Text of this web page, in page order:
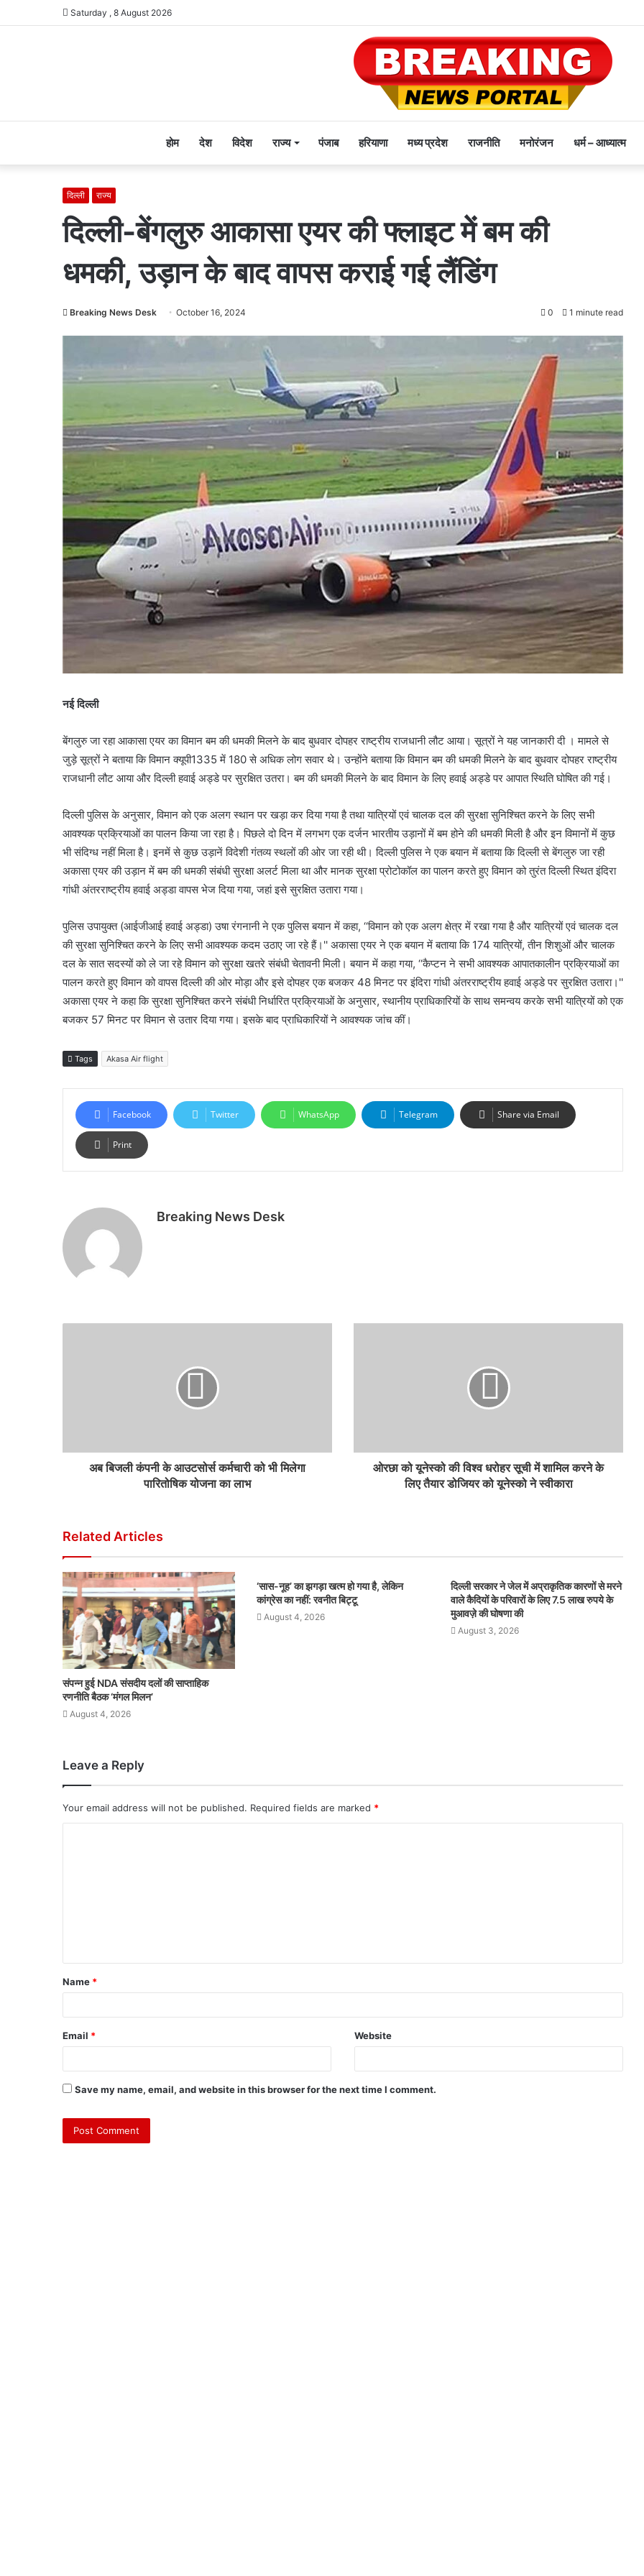
Saturday , 8 August 2026
होम देश विदेश राज्य पंजाब हरियाणा मध्य प्रदेश राजनीति मनोरंजन धर्म – आध्यात्म
दिल्ली राज्य
दिल्ली-बेंगलुरु आकासा एयर की फ्लाइट में बम की
धमकी, उड़ान के बाद वापस कराई गई लैंडिंग
Breaking News Desk October 16, 2024 0 1 minute read
नई दिल्ली
बेंगलुरु जा रहा आकासा एयर का विमान बम की धमकी मिलने के बाद बुधवार दोपहर राष्ट्रीय राजधानी लौट आया। सूत्रों ने यह जानकारी दी । मामले से
जुड़े सूत्रों ने बताया कि विमान क्यूपी1335 में 180 से अधिक लोग सवार थे। उन्होंने बताया कि विमान बम की धमकी मिलने के बाद बुधवार दोपहर राष्ट्रीय
राजधानी लौट आया और दिल्ली हवाई अड्डे पर सुरक्षित उतरा। बम की धमकी मिलने के बाद विमान के लिए हवाई अड्डे पर आपात स्थिति घोषित की गई।
दिल्ली पुलिस के अनुसार, विमान को एक अलग स्थान पर खड़ा कर दिया गया है तथा यात्रियों एवं चालक दल की सुरक्षा सुनिश्चित करने के लिए सभी
आवश्यक प्रक्रियाओं का पालन किया जा रहा है। पिछले दो दिन में लगभग एक दर्जन भारतीय उड़ानों में बम होने की धमकी मिली है और इन विमानों में कुछ
भी संदिग्ध नहीं मिला है। इनमें से कुछ उड़ानें विदेशी गंतव्य स्थलों की ओर जा रही थी। दिल्ली पुलिस ने एक बयान में बताया कि दिल्ली से बेंगलुरु जा रही
अकासा एयर की उड़ान में बम की धमकी संबंधी सुरक्षा अलर्ट मिला था और मानक सुरक्षा प्रोटोकॉल का पालन करते हुए विमान को तुरंत दिल्ली स्थित इंदिरा
गांधी अंतरराष्ट्रीय हवाई अड्डा वापस भेज दिया गया, जहां इसे सुरक्षित उतारा गया।
पुलिस उपायुक्त (आईजीआई हवाई अड्डा) उषा रंगनानी ने एक पुलिस बयान में कहा, ‘‘विमान को एक अलग क्षेत्र में रखा गया है और यात्रियों एवं चालक दल
की सुरक्षा सुनिश्चित करने के लिए सभी आवश्यक कदम उठाए जा रहे हैं।'' अकासा एयर ने एक बयान में बताया कि 174 यात्रियों, तीन शिशुओं और चालक
दल के सात सदस्यों को ले जा रहे विमान को सुरक्षा खतरे संबंधी चेतावनी मिली। बयान में कहा गया, ‘‘कैप्टन ने सभी आवश्यक आपातकालीन प्रक्रियाओं का
पालन करते हुए विमान को वापस दिल्ली की ओर मोड़ा और इसे दोपहर एक बजकर 48 मिनट पर इंदिरा गांधी अंतरराष्ट्रीय हवाई अड्डे पर सुरक्षित उतारा।''
अकासा एयर ने कहा कि सुरक्षा सुनिश्चित करने संबंधी निर्धारित प्रक्रियाओं के अनुसार, स्थानीय प्राधिकारियों के साथ समन्वय करके सभी यात्रियों को एक
बजकर 57 मिनट पर विमान से उतार दिया गया। इसके बाद प्राधिकारियों ने आवश्यक जांच कीं।
Tags Akasa Air flight
Facebook Twitter WhatsApp Telegram Share via Email
Print
Breaking News Desk
अब बिजली कंपनी के आउटसोर्स कर्मचारी को भी मिलेगा
पारितोषिक योजना का लाभ
ओरछा को यूनेस्को की विश्व धरोहर सूची में शामिल करने के
लिए तैयार डोजियर को यूनेस्को ने स्वीकारा
Related Articles
संपन्न हुई NDA संसदीय दलों की साप्ताहिक
रणनीति बैठक ‘मंगल मिलन’
August 4, 2026
‘सास-नूह’ का झगड़ा खत्म हो गया है, लेकिन
कांग्रेस का नहीं: रवनीत बिट्टू
August 4, 2026
दिल्ली सरकार ने जेल में अप्राकृतिक कारणों से मरने
वाले कैदियों के परिवारों के लिए 7.5 लाख रुपये के
मुआवज़े की घोषणा की
August 3, 2026
Leave a Reply
Your email address will not be published. Required fields are marked *
Name *
Email * Website
Save my name, email, and website in this browser for the next time I comment.